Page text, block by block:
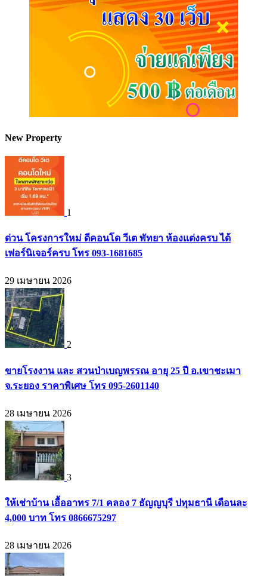
New Property
1
ด่วน โครงการใหม่ ดีคอนโด วีเต พัทยา ห้องแต่งครบ ได้
เฟอร์นิเจอร์ครบ โทร 093-1681685
29 เมษายน 2026
2
ขายโรงงาน และ สวนป่าเบญพรรณ อายุ 25 ปี อ.เขาชะเมา
จ.ระยอง ราคาพิเศษ โทร 095-2601140
28 เมษายน 2026
3
ให้เช่าบ้าน เอื้ออาทร 7/1 คลอง 7 ธัญญบุรี ปทุมธานี เดือนละ
4,000 บาท โทร 0866675297
28 เมษายน 2026